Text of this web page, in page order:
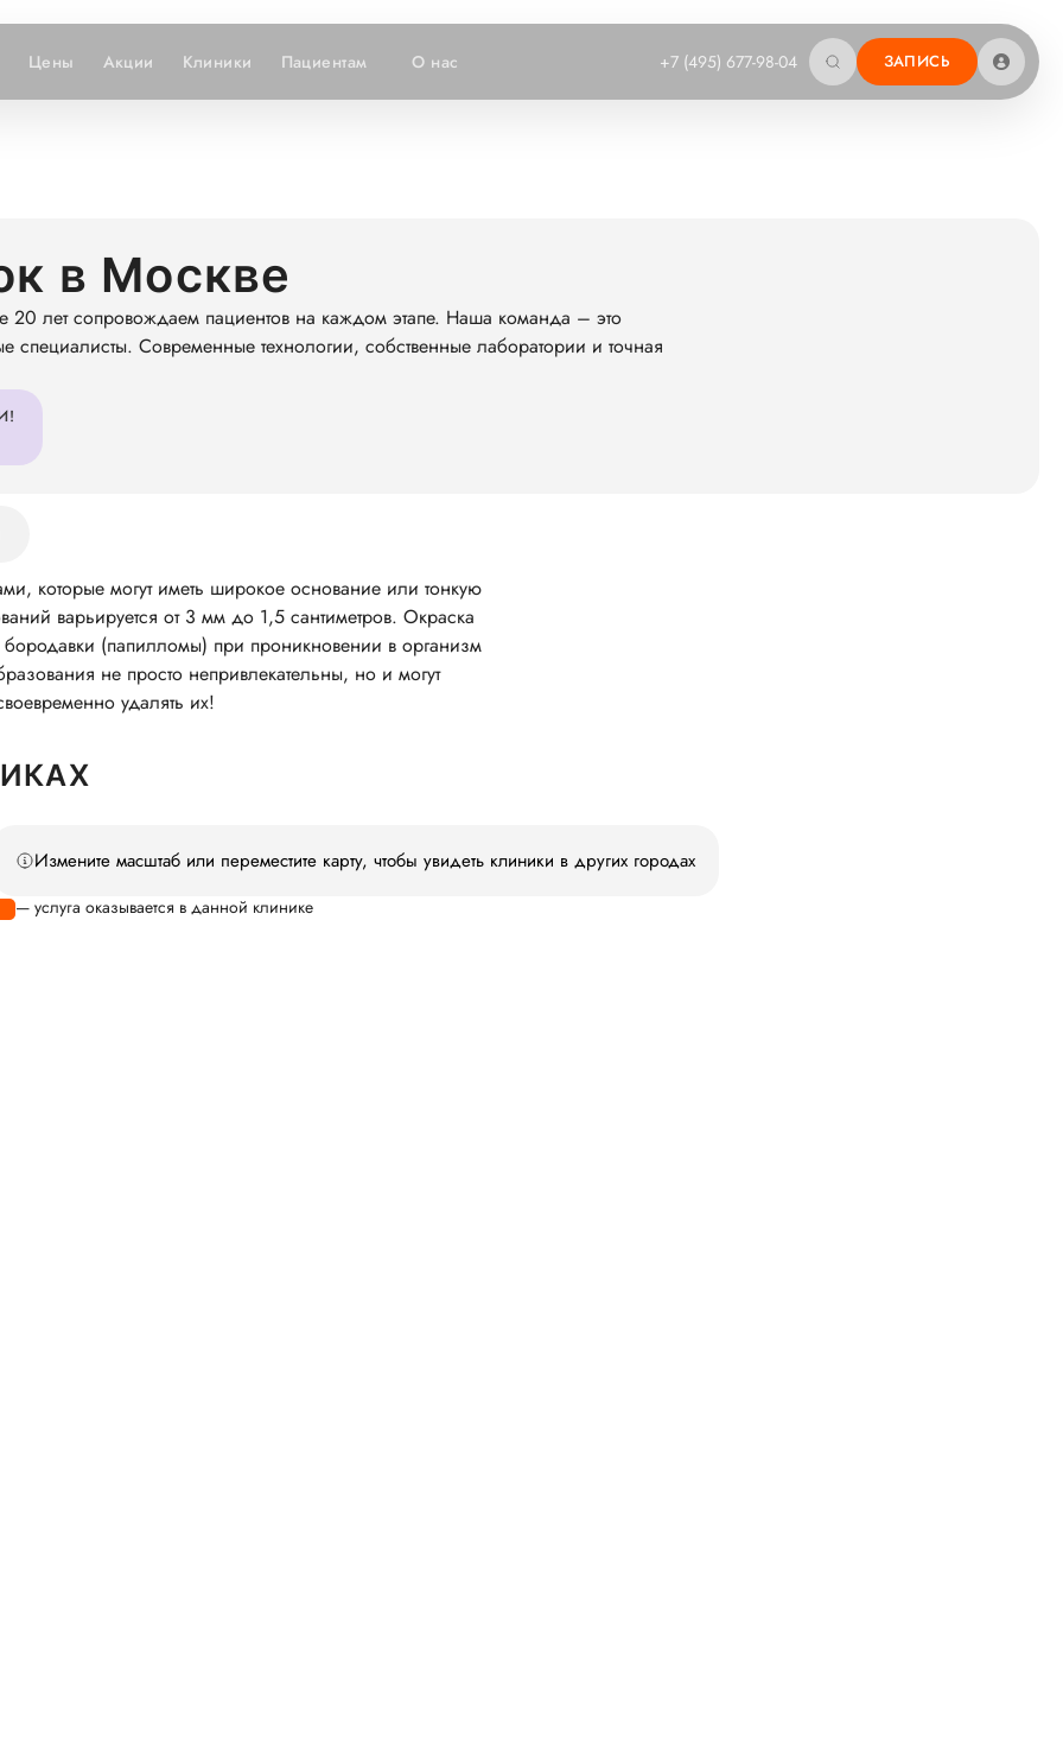
Цены Акции Клиники Пациентам О нас +7 (495) 677-98-04 ЗАПИСЬ
в Москве
лет сопровождаем пациентов на каждом этапе. Наша команда – это
специалисты. Современные технологии, собственные лаборатории и точная
которые могут иметь широкое основание или тонкую
варьируется от 3 мм до 1,5 сантиметров. Окраска
бородавки (папилломы) при проникновении в организм
не просто непривлекательны, но и могут
удалять их!
Измените масштаб или переместите карту, чтобы увидеть клиники в других городах
— услуга оказывается в данной клинике